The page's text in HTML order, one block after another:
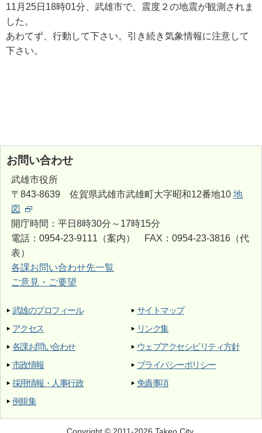
11月25日18時01分、武雄市で、震度２の地震が観測されま
した。
あわてず、行動して下さい。引き続き気象情報に注意して
下さい。
お問い合わせ
武雄市役所
〒843-8639 佐賀県武雄市武雄町大字昭和12番地10 地
図
開庁時間：平日8時30分～17時15分
電話：0954-23-9111（案内） FAX：0954-23-3816（代
表）
各課お問い合わせ先一覧
ご意見・ご要望
武雄のプロフィール
アクセス
各課お問い合わせ
市政情報
採用情報・人事行政
例規集
サイトマップ
リンク集
ウェブアクセシビリティ方針
プライバシーポリシー
免責事項